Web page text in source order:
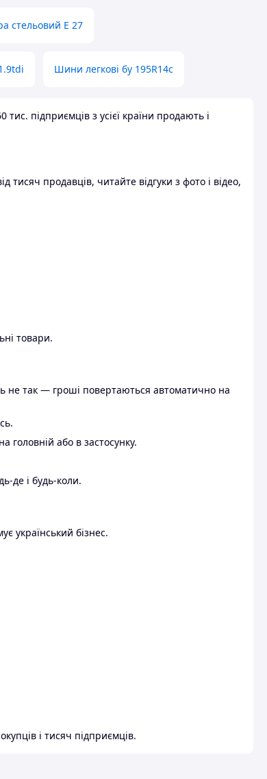
стельовий E 27
Шини легкові бу 195R14c
підприємців з усієї країни продають і
продавців, читайте відгуки з фото і відео,
товари.
не так — гроші повертаються автоматично на
або в застосунку.
де і будь-коли.
український бізнес.
і тисяч підприємців.